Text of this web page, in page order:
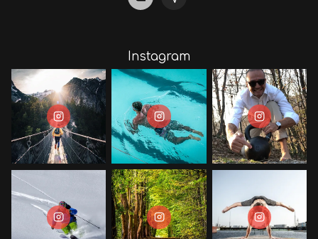
Instagram